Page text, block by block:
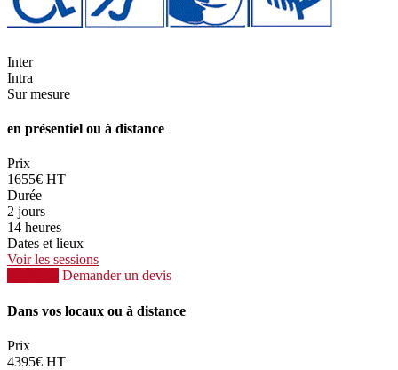
Inter
Intra
Sur mesure
en présentiel ou à distance
Prix
1655€ HT
Durée
2 jours
14 heures
Dates et lieux
Voir les sessions
Demander un devis
Dans vos locaux ou à distance
Prix
4395€ HT